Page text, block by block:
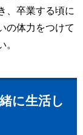
、卒業する頃に
の体力をつけて
。
に生活し